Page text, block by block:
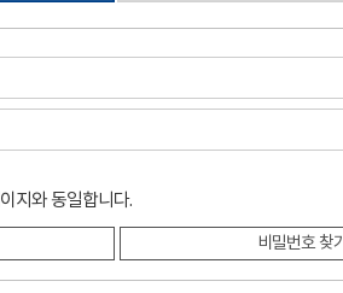
지와 동일합니다.
비밀번호 찾기